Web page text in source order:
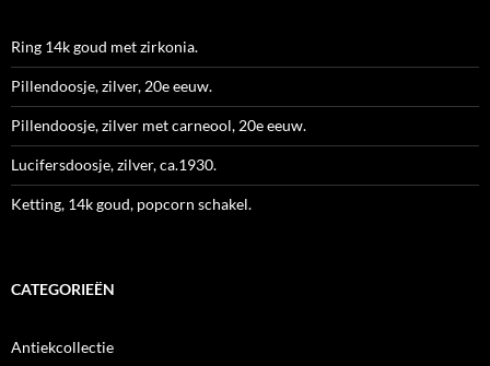
Ring 14k goud met zirkonia.
Pillendoosje, zilver, 20e eeuw.
Pillendoosje, zilver met carneool, 20e eeuw.
Lucifersdoosje, zilver, ca.1930.
Ketting, 14k goud, popcorn schakel.
CATEGORIEËN
Antiekcollectie